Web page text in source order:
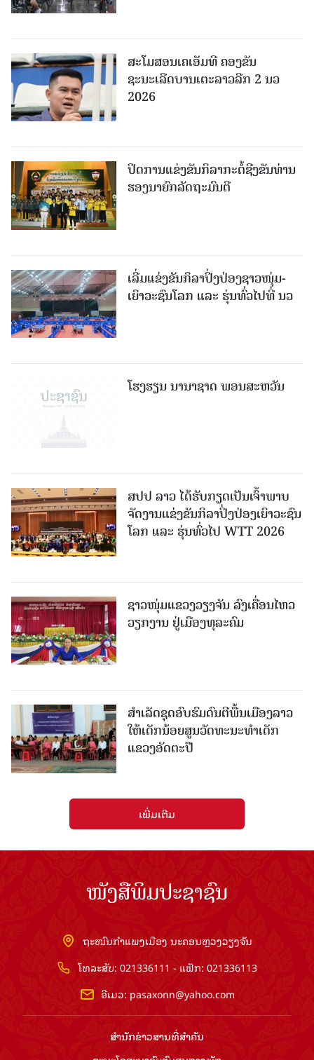
ສະໂມສອນເຄເອັມທີ ຄອງຂັນ
ຊະນະເລີດບານເຕະລາວລີກ 2 ນວ
2026
ປິດການແຂ່ງຂັນກິລາກະຕໍ້ຊີງຂັນທ່ານ
ຮອງນາຍົກລັດຖະມົນຕີ
ເລີ່ມແຂ່ງຂັນກິລາປິ່ງປ່ອງຊາວໜຸ່ມ-
ເຍົາວະຊົນໂລກ ແລະ ຮຸ່ນທົ່ວໄປທີ່ ນວ
ໂຮງຮຽນ ນານາຊາດ ພອນສະຫວັນ
ສປປ ລາວ ໄດ້ຮັບກຽດເປັນເຈົ້າພາບ
ຈັດງານແຂ່ງຂັນກິລາປິ່ງປ່ອງເຍົາວະຊົນ
ໂລກ ແລະ ຮຸ່ນທົ່ວໄປ WTT 2026
ຊາວໜຸ່ມແຂວງວຽງຈັນ ລົງເຄື່ອນໄຫວ
ວຽກງານ ຢູ່ເມືອງທຸລະຄົມ
ສຳເລັດຊຸດອົບຮົມດົນຕີພື້ນເມືອງລາວ
ໃຫ້ເດັກນ້ອຍສູນວັດທະນະທຳເດັກ
ແຂວງອັດຕະປື
ເພີ່ມເຕີມ
ໜັງສືພິມປະຊາຊົນ
ຖະໜົນກຳແພງເມືອງ ນະຄອນຫຼວງວຽງຈັນ
ໂທລະສັບ: 021336111 - ແຟັກ: 021336113
ອີເມວ: pasaxonn@yahoo.com
ສຳ​ນັກ​ຂ່າວ​ສານ​ທີ່​ສຳ​ຄັນ​